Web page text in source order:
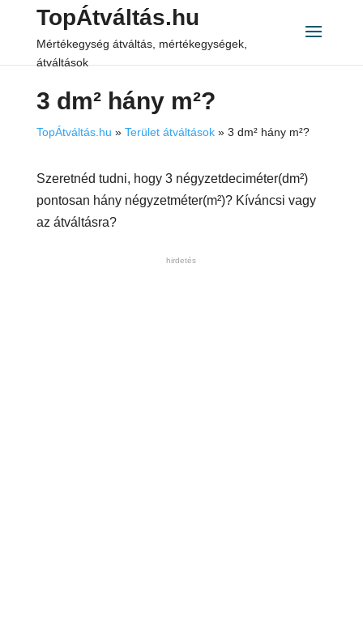
TopÁtváltás.hu
Mértékegység átváltás, mértékegységek,
átváltások
3 dm² hány m²?
TopÁtváltás.hu » Terület átváltások» 3 dm² hány m²?
Szeretnéd tudni, hogy 3 négyzetdeciméter(dm²)
pontosan hány négyzetméter(m²)? Kíváncsi vagy
az átváltásra?
hirdetés